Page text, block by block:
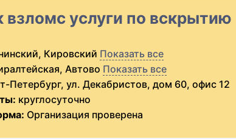
услуги по вскрытию
Кировский Показать все
Автово Показать все
Петербург, ул. Декабристов, дом 60, офис 12
круглосуточно
Организация проверена